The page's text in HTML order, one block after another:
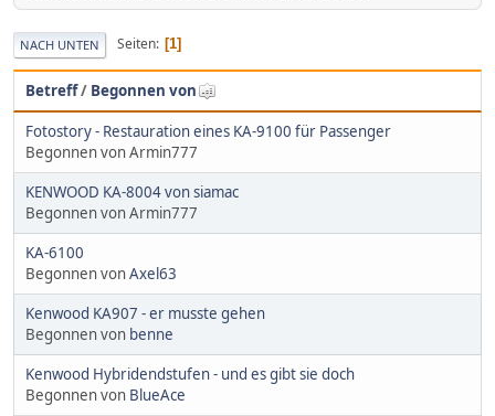
NACH UNTEN Seiten 1
Betreff/ Begonnen von
Fotostory - Restauration eines KA-9100 für Passenger
Begonnen von Armin777
KENWOOD KA-8004 von siamac
Begonnen von Armin777
KA-6100
Begonnen vonAxel63
Kenwood KA907 - er musste gehen
Begonnen von benne
Kenwood Hybridendstufen - und es gibt sie doch
Begonnen von BlueAce